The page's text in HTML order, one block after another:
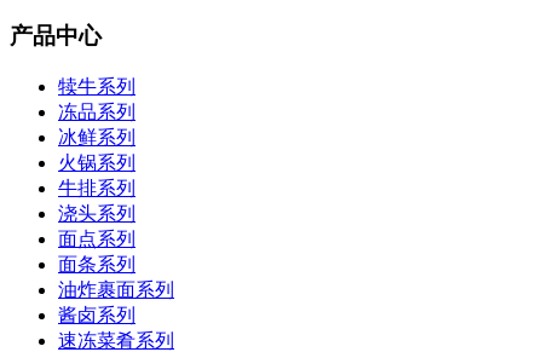
产品中心
犊牛系列
冻品系列
冰鲜系列
火锅系列
牛排系列
浇头系列
面点系列
面条系列
油炸裹面系列
酱卤系列
速冻菜肴系列